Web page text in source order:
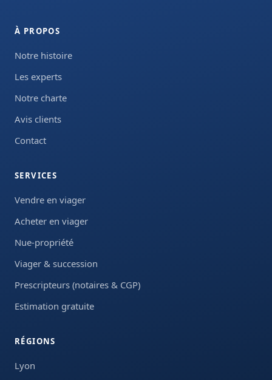
À PROPOS
Notre histoire
Les experts
Notre charte
Avis clients
Contact
SERVICES
Vendre en viager
Acheter en viager
Nue-propriété
Viager & succession
Prescripteurs (notaires & CGP)
Estimation gratuite
RÉGIONS
Lyon